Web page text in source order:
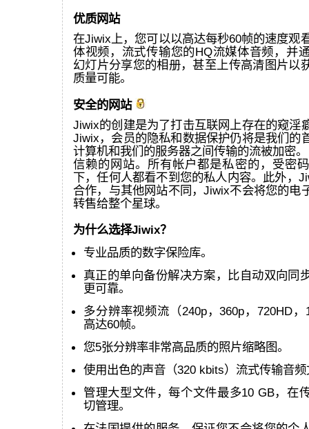
优质网站
在Jiwix上，您可以以高达每秒60帧的速度观
体视频，流式传输您的HQ流媒体音频，并
幻灯片分享您的相册，甚至上传高清图片以
质量可能。
安全的网站
Jiwix的创建是为了打击互联网上存在的窥淫
Jiwix，会员的隐私和数据保护仍将是我们的
计算机和我们的服务器之间传输的流被加密
信赖的网站。所有帐户都是私密的，受密
下，任何人都看不到您的私人内容。此外，
合作，与其他网站不同，Jiwix不会将您的电
转售给整个星球。
为什么选择Jiwix？
专业品质的数字保险库。
真正的单向备份解决方案，比自动双向同
更可靠。
多分辨率视频流（240p，360p，720HD
高达60帧。
您5张分辨率非常高品质的照片缩略图。
使用出色的声音（320 kbits）流式传输音
管理大型文件，每个文件最多10 GB，在
切管理。